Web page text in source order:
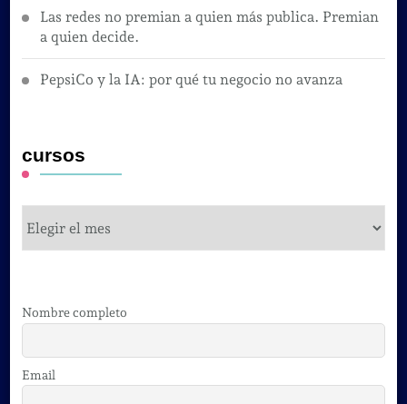
Las redes no premian a quien más publica. Premian
a quien decide.
PepsiCo y la IA: por qué tu negocio no avanza
cursos
Nombre completo
Email